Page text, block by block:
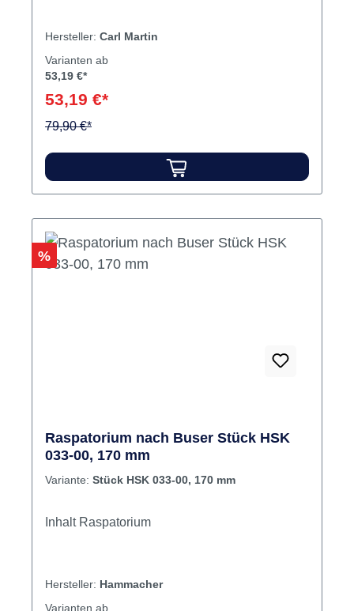
Hersteller: Carl Martin
Varianten ab
53,19 €*
53,19 €*
79,90 €*
Rabatt
%
Raspatorium nach Buser Stück HSK
033-00, 170 mm
Variante: Stück HSK 033-00, 170 mm
Inhalt Raspatorium
Hersteller: Hammacher
Varianten ab